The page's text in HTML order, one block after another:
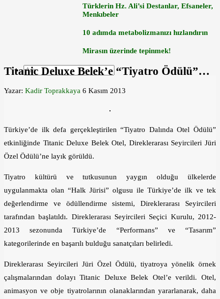
Türklerin Hz. Ali’si Destanlar, Efsaneler,
Menkıbeler
10 adımda metabolizmanızı hızlandırın
Mirasın üzerinde tepinmek!
Titanic Deluxe Belek’e “Tiyatro Ödülü”…
Yazar: Kadir Toprakkaya 6 Kasım 2013
Türkiye’de ilk defa gerçekleştirilen “Tiyatro Dalında Otel Ödülü”
etkinliğinde Titanic Deluxe Belek Otel, Direklerarası Seyircileri Jüri
Özel Ödülü’ne layık görüldü.
Tiyatro kültürü ve tutkusunun yaygın olduğu ülkelerde
uygulanmakta olan “Halk Jürisi” olgusu ile Türkiye’de ilk ve tek
değerlendirme ve ödüllendirme sistemi, Direklerarası Seyircileri
tarafından başlatıldı. Direklerarası Seyircileri Seçici Kurulu, 2012-
2013 sezonunda Türkiye’de “Performans” ve “Tasarım”
kategorilerinde en başarılı bulduğu sanatçıları belirledi.
Direklerarası Seyircileri Jüri Özel Ödülü, tiyatroya yönelik örnek
çalışmalarından dolayı Titanic Deluxe Belek Otel’e verildi. Otel,
animasyon ve obje tiyatrolarının olanaklarından yararlanarak, daha